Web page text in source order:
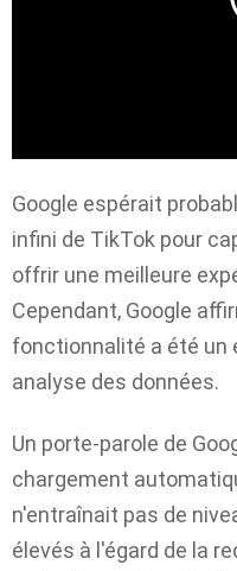
Google espérait
infini de TikTok pour
offrir une meilleure
Cependant, Google
fonctionnalité a été un
analyse des données.
Un porte-parole de
chargement
n'entraînait pas de
élevés à l'égard de la